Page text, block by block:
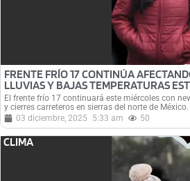
FRENTE FRÍO 17 CONTINÚA
LLUVIAS Y BAJAS TEMPERATURAS
El frente frío 17 continuará este miércoles con
y cierres carreteros en sierras del norte de México.
03 diciembre, 2025
5:33 am 50
CLIMA